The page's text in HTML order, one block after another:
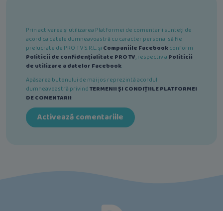
Prin activarea și utilizarea Platformei de comentarii sunteți de
acord ca datele dumneavoastră cu caracter personal să fie
prelucrate de PRO TV S.R.L. și Companiile Facebookconform
Politicii de confidențialitate PRO TV, respectiv a Politicii
de utilizare a datelor Facebook.
Apăsarea butonului de mai jos reprezintă acordul
dumneavoastră privindTERMENII ȘI CONDIȚIILE PLATFORMEI
DE COMENTARII.
Activează comentariile